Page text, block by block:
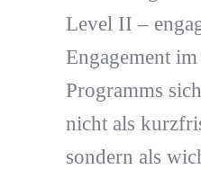
Level II –
Engagement
Programms
nicht als
sondern als